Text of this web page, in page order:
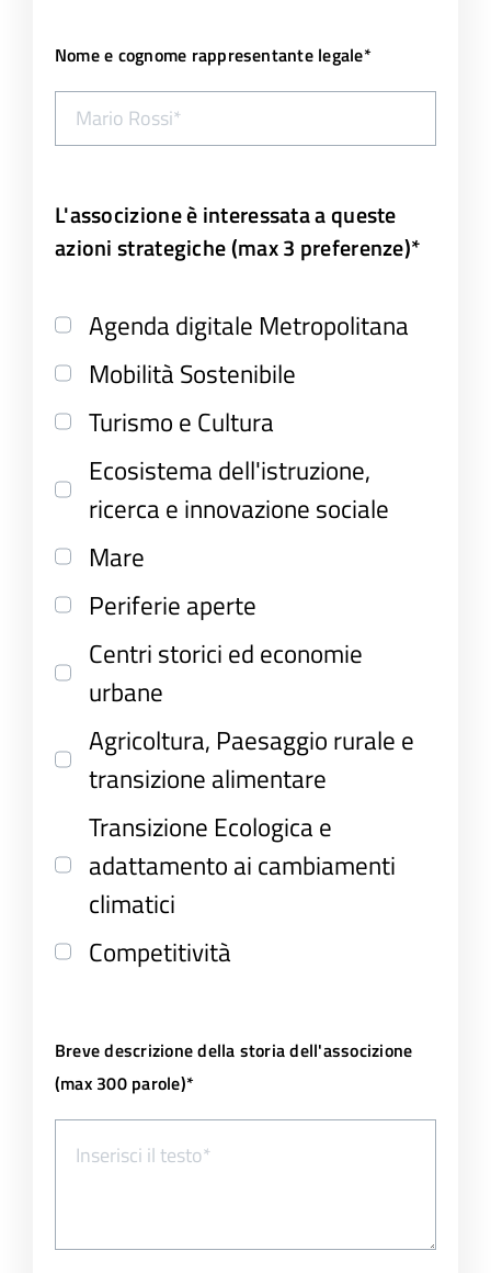
Nome e cognome rappresentante legale*
L'associzione è interessata a queste
azioni strategiche (max 3 preferenze)*
Agenda digitale Metropolitana
Mobilità Sostenibile
Turismo e Cultura
Ecosistema dell'istruzione,
ricerca e innovazione sociale
Mare
Periferie aperte
Centri storici ed economie
urbane
Agricoltura, Paesaggio rurale e
transizione alimentare
Transizione Ecologica e
adattamento ai cambiamenti
climatici
Competitività
Breve descrizione della storia dell'associzione
(max 300 parole)*